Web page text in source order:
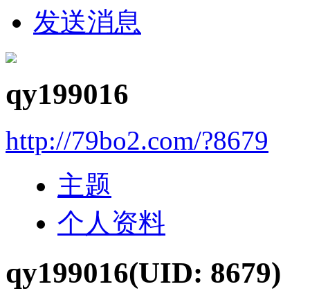
发送消息
qy199016
http://79bo2.com/?8679
主题
个人资料
qy199016(UID: 8679)